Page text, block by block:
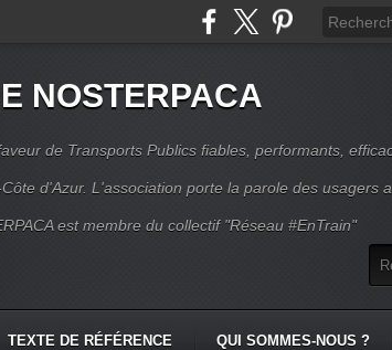
NOSTERPACA
de Transports Publics fiables, performants,
d'Azur. L'association porte la parole des usagers
est membre du collectif "Réseau #EnTrain"
TEXTE DE RÉFÉRENCE QUI SOMMES-NOUS ?